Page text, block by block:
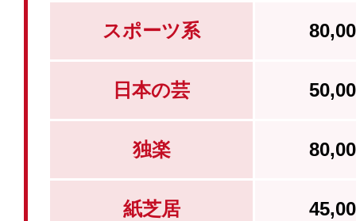
スポーツ系
日本の芸
独楽
紙芝居